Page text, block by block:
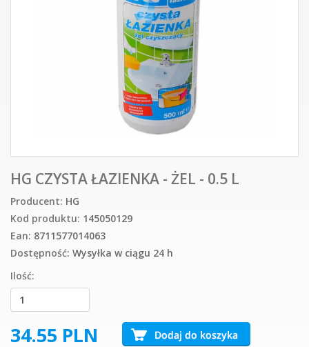
HG CZYSTA ŁAZIENKA - ŻEL - 0.5 L
Producent: HG
Kod produktu: 145050129
Ean: 8711577014063
Dostępność: Wysyłka w ciągu 24 h
Ilość:
34.55 PLN